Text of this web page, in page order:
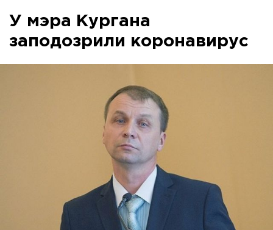
У мэра Кургана
заподозрили коронавирус